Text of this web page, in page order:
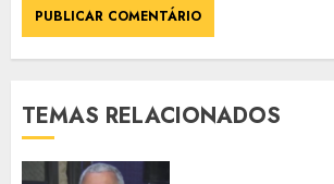
TEMAS RELACIONADOS